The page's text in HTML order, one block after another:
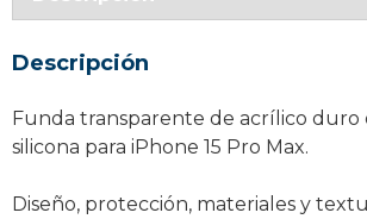
Pro
Descripción
Funda transparente de acrílico duro
silicona para iPhone 15 Pro Max.
Diseño, protección, materiales y